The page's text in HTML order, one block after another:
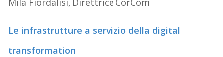
Le infrastrutture a servizio della digital
transformation